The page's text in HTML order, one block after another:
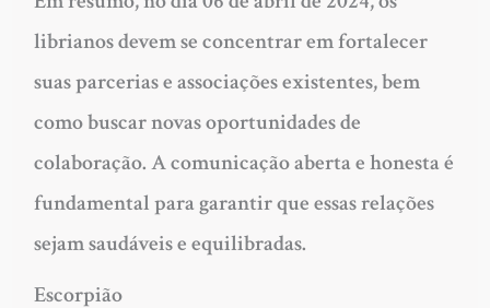
librianos devem se concentrar em fortalecer
suas parcerias e associações existentes, bem
como buscar novas oportunidades de
colaboração. A comunicação aberta e honesta é
fundamental para garantir que essas relações
sejam saudáveis e equilibradas.
Escorpião